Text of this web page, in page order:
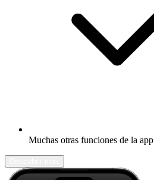
Muchas otras funciones de la app